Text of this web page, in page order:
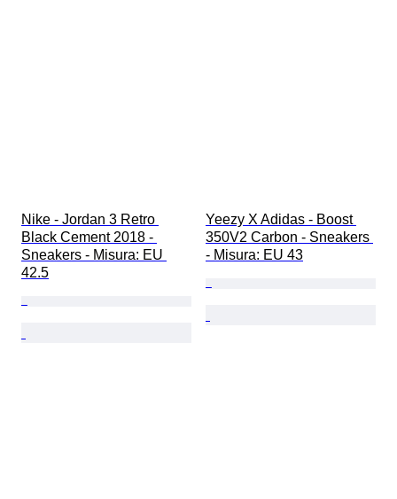
Nike - Jordan 3 Retro
Black Cement 2018 -
Sneakers - Misura: EU
42.5
Yeezy X Adidas - Boost
350V2 Carbon - Sneakers
- Misura: EU 43